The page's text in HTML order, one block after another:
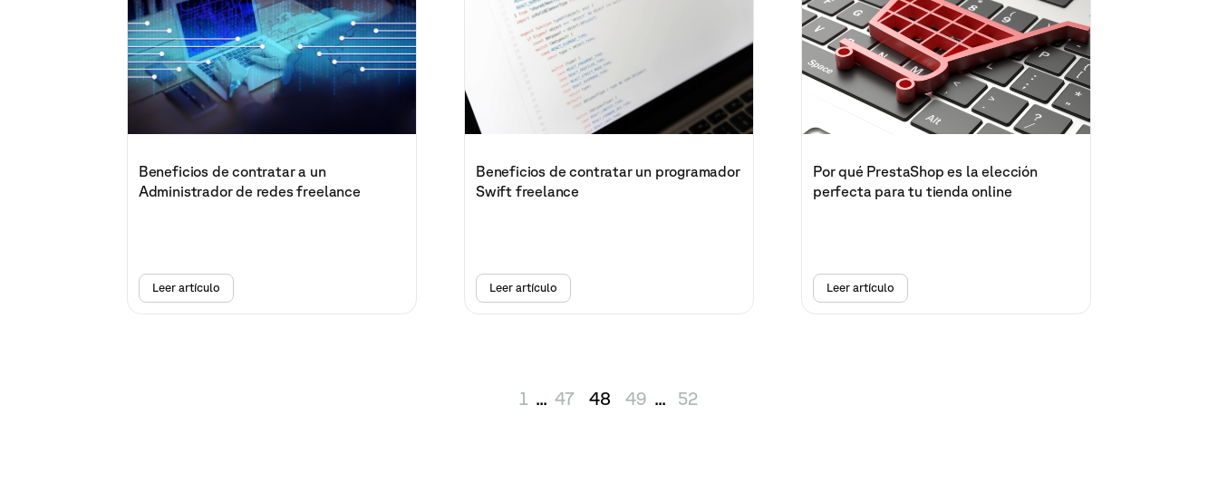
Beneficios de contratar a un
Administrador de redes freelance
Leer artículo
Beneficios de contratar un programador
Swift freelance
Leer artículo
Por qué PrestaShop es la elección
perfecta para tu tienda online
Leer artículo
1 ... 47 48 49 ... 52